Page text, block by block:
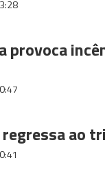
provoca
ao